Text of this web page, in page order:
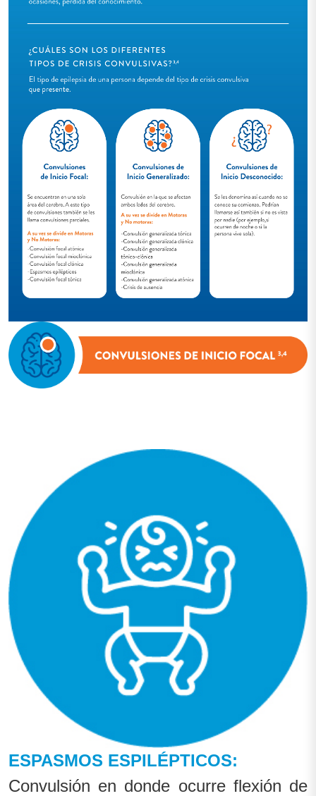
ESPASMOS ESPILÉPTICOS:
Convulsión en donde ocurre flexión de